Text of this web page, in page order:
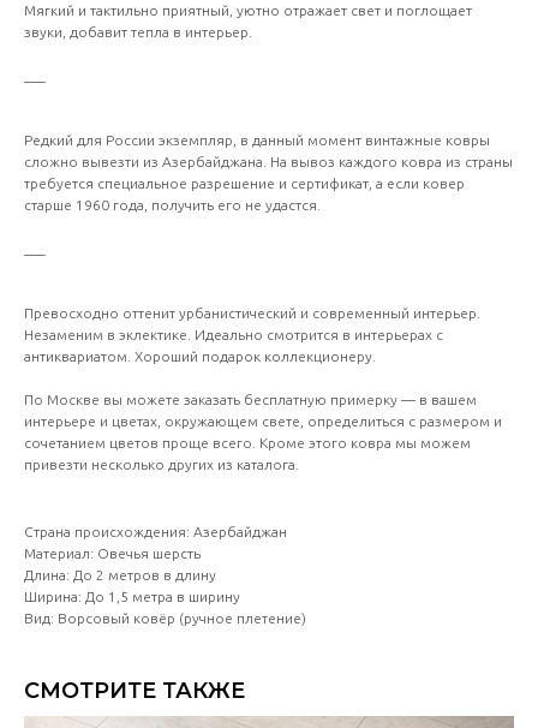
Мягкий и тактильно приятный, уютно отражает свет и поглощает
звуки, добавит тепла в интерьер.
Редкий для России экземпляр, в данный момент винтажные ковры
сложно вывезти из Азербайджана. На вывоз каждого ковра из страны
требуется специальное разрешение и сертификат, а если ковер
старше 1960 года, получить его не удастся.
Превосходно оттенит урбанистический и современный интерьер.
Незаменим в эклектике. Идеально смотрится в интерьерах с
антиквариатом. Хороший подарок коллекционеру.
По Москве вы можете заказать бесплатную примерку — в вашем
интерьере и цветах, окружающем свете, определиться с размером и
сочетанием цветов проще всего. Кроме этого ковра мы можем
привезти несколько других из каталога.
Страна происхождения: Азербайджан
Материал: Овечья шерсть
Длина: До 2 метров в длину
Ширина: До 1,5 метра в ширину
Вид: Ворсовый ковёр (ручное плетение)
СМОТРИТЕ ТАКЖЕ